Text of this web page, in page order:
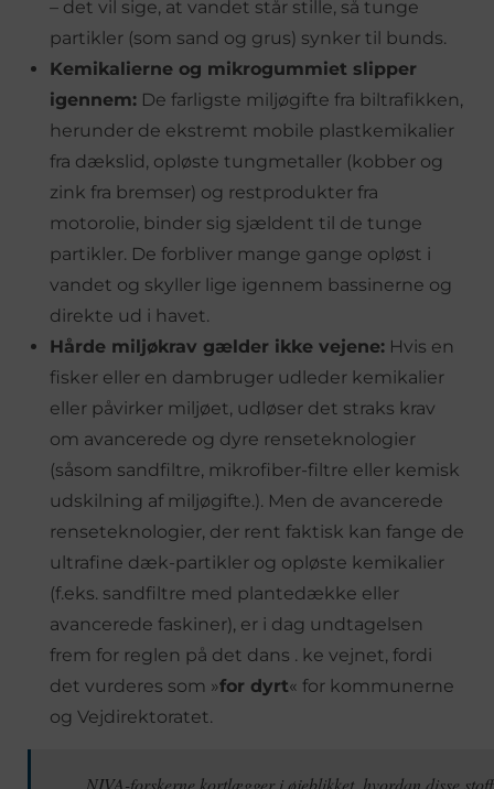
– det vil sige, at vandet står stille, så tunge
partikler (som sand og grus) synker til bunds.
Kemikalierne og mikrogummiet slipper
igennem: De farligste miljøgifte fra biltrafikken,
herunder de ekstremt mobile plastkemikalier
fra dækslid, opløste tungmetaller (kobber og
zink fra bremser) og restprodukter fra
motorolie, binder sig sjældent til de tunge
partikler. De forbliver mange gange opløst i
vandet og skyller lige igennem bassinerne og
direkte ud i havet.
Hårde miljøkrav gælder ikke vejene: Hvis en
fisker eller en dambruger udleder kemikalier
eller påvirker miljøet, udløser det straks krav
om avancerede og dyre renseteknologier
(såsom sandfiltre, mikrofiber-filtre eller kemisk
udskilning af miljøgifte.). Men de avancerede
renseteknologier, der rent faktisk kan fange de
ultrafine dæk-partikler og opløste kemikalier
(f.eks. sandfiltre med plantedække eller
avancerede faskiner), er i dag undtagelsen
frem for reglen på det dans . ke vejnet, fordi
det vurderes som »for dyrt« for kommunerne
og Vejdirektoratet.
NIVA-forskerne kortlægger i øjeblikket, hvordan disse